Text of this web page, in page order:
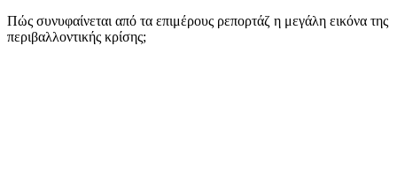
Πώς συνυφαίνεται από τα επιμέρους ρεπορτάζ η μεγάλη εικόνα της
περιβαλλοντικής κρίσης;